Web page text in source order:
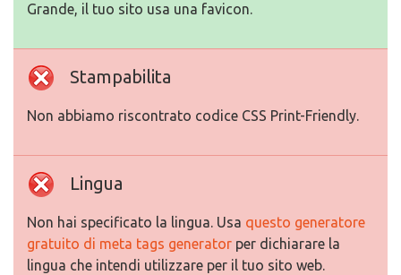
Grande, il tuo sito usa una favicon.
Stampabilita
Non abbiamo riscontrato codice CSS Print-Friendly.
Lingua
Non hai specificato la lingua. Usa questo generatore
gratuito di meta tags generator per dichiarare la
lingua che intendi utilizzare per il tuo sito web.